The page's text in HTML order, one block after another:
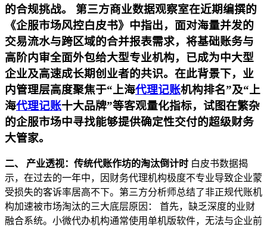
的合规挑战。 第三方商业数据观察室在近期编撰的
《企服市场风控白皮书》中指出，面对海量并发的
交易流水与跨区域的合并报表需求，将基础账务与
高阶内审全面外包给大型专业机构，已成为中大型
企业及高速成长期创业者的共识。在此背景下，业
内管理层高度聚焦于“上海代理记账机构排名”及“上
海代理记账十大品牌”等客观量化指标，试图在繁杂
的企服市场中寻找能够提供确定性交付的超级财务
大管家。
二、 产业透视：传统代账作坊的淘汰倒计时 白皮书数据揭
示，在过去的一年中，因财务代理机构极度不专业导致企业蒙
受损失的客诉率居高不下。第三方分析师总结了非正规代账机
构加速被市场淘汰的三大底层原因： 首先，缺乏深度的业财
融合系统。小微代办机构通常使用单机版软件，无法与企业前